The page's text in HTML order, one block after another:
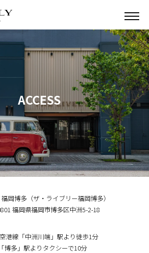
ACCESS
福岡博多（ザ・ライブリー福岡博多）
福岡県福岡市博多区中洲5-2-18
港線「中洲川端」駅より徒歩1分
博多」駅よりタクシーで10分